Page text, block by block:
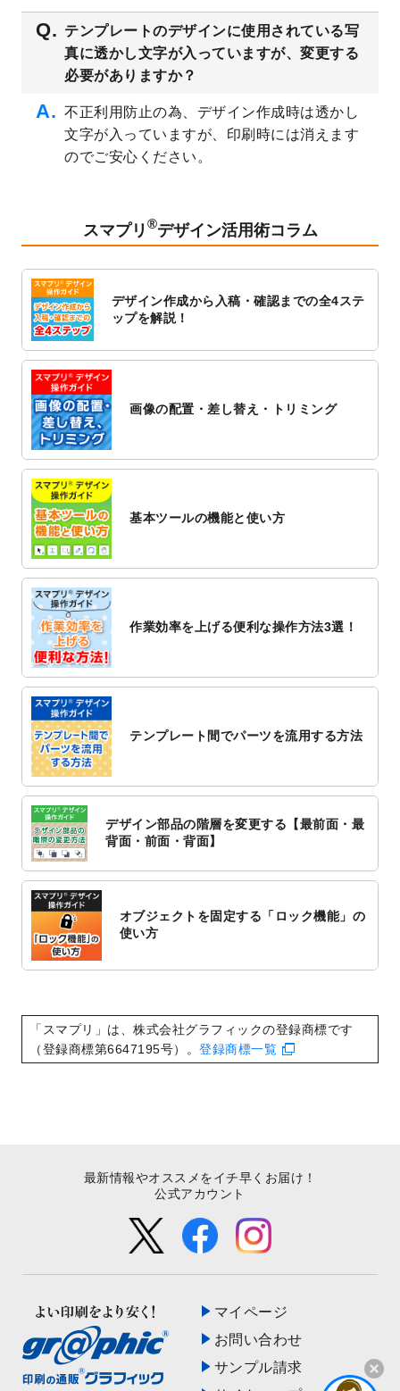
2023/3/16
シール・ラベルのデザインテンプレートを
公開いたしました。
2023/3/13
封筒（長3、洋長3、角2）のデザインテンプ
レートを追加しました。
2023/3/13
クリアファイルのデザインテンプレート
追加しました。
2023/3/2
パワーポイント版テンプレートをダウンロ
追加しました。
2023/1/13
4月始まりのカレンダーデザインテンプレー
2023/1/5
スタンプカードのデザインテンプレート
追加しました。
2022/12/26
止のお知らせ
2022/12/16
トを公開いたしました。
2022/12/1
2022/11/25
【新商品】封筒が作成できるようになりま
2022/11/25
【新商品】クリアファイルが作成できるよ
2022/11/4
しました。
2022/10/26
レートを追加しました。
2022/10/26
追加しました。
2022/10/20
2022/10/14
年賀ポスターのデザインテンプレートを公
2022/10/6
チラシ作成からポスティング配布注文まで
2022/10/1
2023年版1月始まりのカレンダーデザイン
2022/9/21
コンサートのチラシデザインテンプレート
2022/9/5
年賀状のデザインテンプレート
2022/9/5
喪中はがきのデザインテンプレートを公開
2022/8/24
印刷用データの解像度
を引き上げまし
た！
テンプレートのデザインに使用されている写
真に透かし文字が入っていますが、変更する
必要がありますか？
不正利用防止の為、デザイン作成時は透かし
文字が入っていますが、印刷時には消えます
のでご安心ください。
スマプリ ®デザイン活用術コラム
デザイン作成から入稿・確認までの全4ステ
ップを解説！
画像の配置・差し替え・トリミング
基本ツールの機能と使い方
作業効率を上げる便利な操作方法3選！
テンプレート間でパーツを流用する方法
デザイン部品の階層を変更する【最前面・最
背面・前面・背面】
オブジェクトを固定する「ロック機能」の
使い方
「スマプリ」は、株式会社グラフィックの登録商標です
（登録商標第6647195号）。 登録商標一覧
マイページ
お問い合わせ
サンプル請求
最新情報やオススメをイチ早くお届け！
公式アカウント